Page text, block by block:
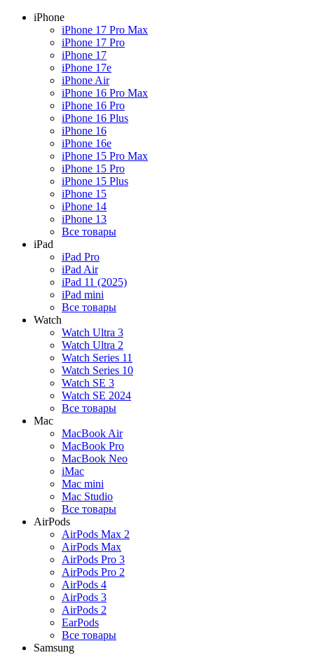
iPhone
iPhone 17 Pro Max
iPhone 17 Pro
iPhone 17
iPhone 17e
iPhone Air
iPhone 16 Pro Max
iPhone 16 Pro
iPhone 16 Plus
iPhone 16
iPhone 16e
iPhone 15 Pro Max
iPhone 15 Pro
iPhone 15 Plus
iPhone 15
iPhone 14
iPhone 13
Все товары
iPad
iPad Pro
iPad Air
iPad 11 (2025)
iPad mini
Все товары
Watch
Watch Ultra 3
Watch Ultra 2
Watch Series 11
Watch Series 10
Watch SE 3
Watch SE 2024
Все товары
Mac
MacBook Air
MacBook Pro
MacBook Neo
iMac
Mac mini
Mac Studio
Все товары
AirPods
AirPods Max 2
AirPods Max
AirPods Pro 3
AirPods Pro 2
AirPods 4
AirPods 3
AirPods 2
EarPods
Все товары
Samsung